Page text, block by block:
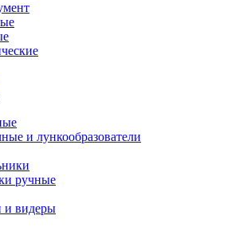
и лункообразователи
ручные
и видеры